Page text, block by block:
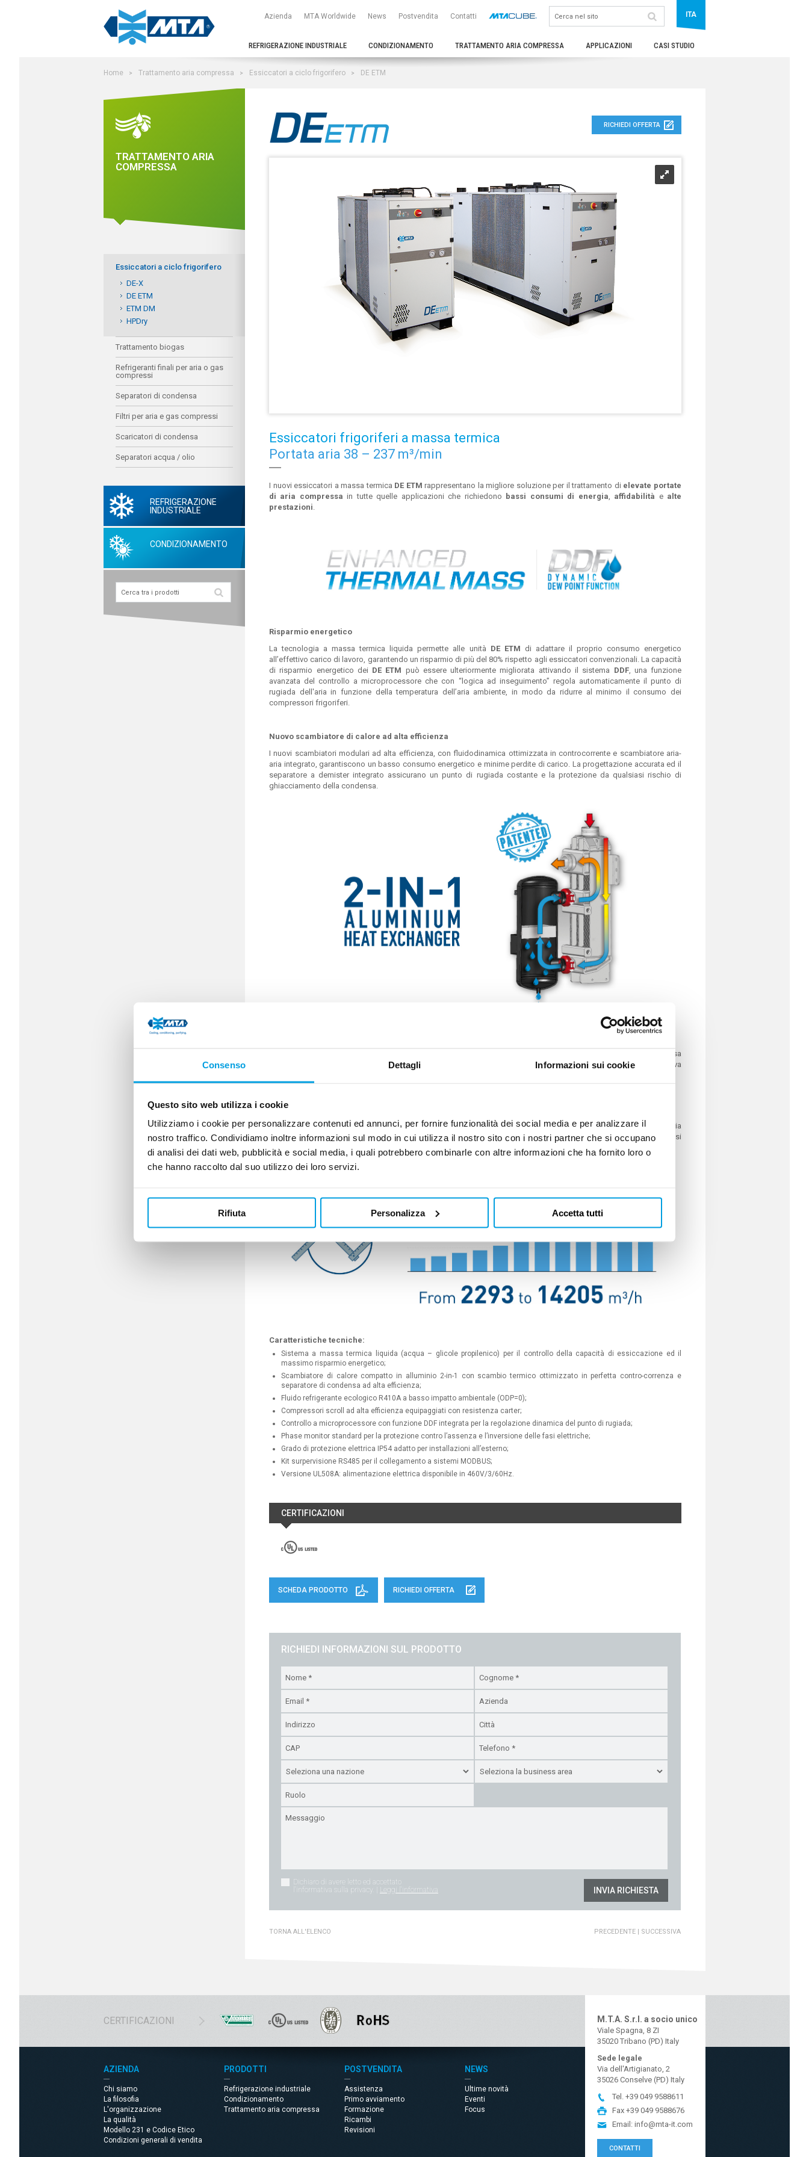
Consenso Dettagli Informazioni sui cookie
Questo sito web utilizza i cookie
Utilizziamo i cookie per personalizzare contenuti ed annunci, per fornire funzionalità dei social media e per analizzare il
nostro traffico. Condividiamo inoltre informazioni sul modo in cui utilizza il nostro sito con i nostri partner che si occupano
di analisi dei dati web, pubblicità e social media, i quali potrebbero combinarle con altre informazioni che ha fornito loro o
che hanno raccolto dal suo utilizzo dei loro servizi.
Rifiuta Personalizza Accetta tutti
REFRIGERAZIONE INDUSTRIALE CONDIZIONAMENTO TRATTAMENTO ARIA COMPRESSA APPLICAZIONI CASI STUDIO
Azienda MTA Worldwide News Postvendita Contatti ITA
Home Trattamento aria compressa Essiccatori a ciclo frigorifero DE ETM
TRATTAMENTO ARIA
COMPRESSA
Essiccatori a ciclo frigorifero
DE-X
DE ETM
ETM DM
HPDry
Trattamento biogas
Refrigeranti finali per aria o gas
compressi
Separatori di condensa
Filtri per aria e gas compressi
Scaricatori di condensa
Separatori acqua / olio
REFRIGERAZIONE
INDUSTRIALE
CONDIZIONAMENTO
Essiccatori frigoriferi a massa termica
Portata aria 38 – 237 m³/min
I nuovi essiccatori a massa termica DE ETM rappresentano la migliore soluzione per il trattamento di elevate portate
di aria compressa in tutte quelle applicazioni che richiedono bassi consumi di energia, affidabilità ealte
prestazioni.
Risparmio energetico
La tecnologia a massa termica liquida permette alle unità DE ETM di adattare il proprio consumo energetico
all’effettivo carico di lavoro, garantendo un risparmio di più del 80% rispetto agli essiccatori convenzionali. La capacità
di risparmio energetico dei DE ETM può essere ulteriormente migliorata attivando il sistema DDF, una funzione
avanzata del controllo a microprocessore che con “logica ad inseguimento” regola automaticamente il punto di
rugiada dell'aria in funzione della temperatura dell’aria ambiente, in modo da ridurre al minimo il consumo dei
compressori frigoriferi.
Nuovo scambiatore di calore ad alta efficienza
I nuovi scambiatori modulari ad alta efficienza, con fluidodinamica ottimizzata in controcorrente e scambiatore aria-
aria integrato, garantiscono un basso consumo energetico e minime perdite di carico. La progettazione accurata ed il
separatore a demister integrato assicurano un punto di rugiada costante e la protezione da qualsiasi rischio di
ghiacciamento della condensa.
integrano un affidabile refrigeratore di liquido industriale il cui serbatoio funge da massa
termica. L’attenta selezione dei materiali e dei componenti garantisce all’essiccatore una lunga vita operativa
Portate aria elevate
La particolare tecnologia bar&plate degli scambiatori di calore permette alle unitàDE ETMdi trattare portate di aria
compressa da 38 a 237 m³/min, assicurando un punto di rugiada ottimale in tutte le condizioni di esercizio e bassi
livelli di perdite di carico.
Caratteristiche tecniche:
Sistema a massa termica liquida (acqua – glicole propilenico) per il controllo della capacità di essiccazione ed il
massimo risparmio energetico;
Scambiatore di calore compatto in alluminio 2-in-1 con scambio termico ottimizzato in perfetta contro-correnza e
separatore di condensa ad alta efficienza;
Fluido refrigerante ecologico R410A a basso impatto ambientale (ODP=0);
Compressori scroll ad alta efficienza equipaggiati con resistenza carter;
Controllo a microprocessore con funzione DDF integrata per la regolazione dinamica del punto di rugiada;
Phase monitor standard per la protezione contro l’assenza e l’inversione delle fasi elettriche;
Grado di protezione elettrica IP54 adatto per installazioni all’esterno;
Kit surpervisione RS485 per il collegamento a sistemi MODBUS;
Versione UL508A: alimentazione elettrica disponibile in 460V/3/60Hz.
CERTIFICAZIONI
SCHEDA PRODOTTO RICHIEDI OFFERTA
RICHIEDI OFFERTA
RICHIEDI INFORMAZIONI SUL PRODOTTO
Dichiaro di avere letto ed accettato
l'informativa sulla privacy. |
Leggi l'informativa INVIA RICHIESTA
TORNA ALL'ELENCO PRECEDENTE | SUCCESSIVA
CERTIFICAZIONI M.T.A. S.r.l. a socio unico
Viale Spagna, 8 ZI
35020 Tribano (PD) Italy
Sede legale
Via dell'Artigianato, 2
35026 Conselve (PD) Italy
Tel. +39 049 9588611
Fax +39 049 9588676
Email: info@mta-it.com
CONTATTI
AZIENDA
Chi siamo
La filosofia
L'organizzazione
La qualità
Modello 231 e Codice Etico
Condizioni generali di vendita
PRODOTTI
Refrigerazione industriale
Condizionamento
Trattamento aria compressa
POSTVENDITA
Assistenza
Primo avviamento
Formazione
Ricambi
Revisioni
NEWS
Ultime novità
Eventi
Focus